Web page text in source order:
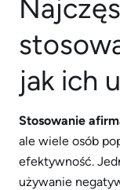
jak ich
Stosowanie
ale wiele osób
efektywność.
używanie